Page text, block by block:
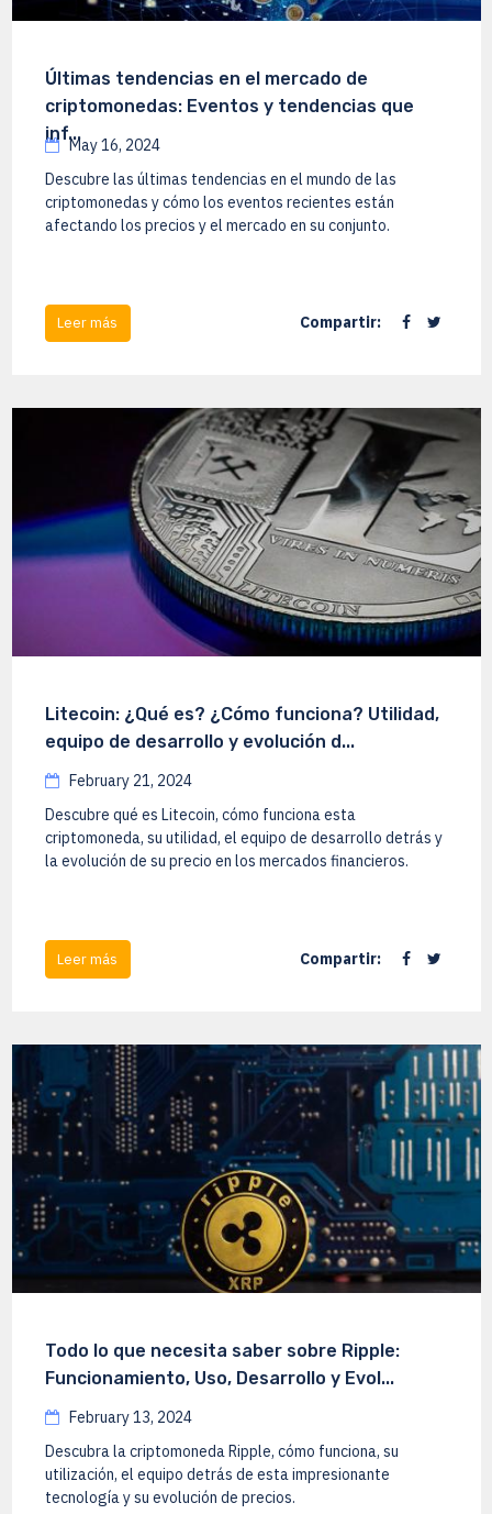
Últimas tendencias en el mercado de
criptomonedas: Eventos y tendencias que
inf...
May 16, 2024
Descubre las últimas tendencias en el mundo de las
criptomonedas y cómo los eventos recientes están
afectando los precios y el mercado en su conjunto.
Leer más Compartir:
Litecoin: ¿Qué es? ¿Cómo funciona? Utilidad,
equipo de desarrollo y evolución d...
February 21, 2024
Descubre qué es Litecoin, cómo funciona esta
criptomoneda, su utilidad, el equipo de desarrollo detrás y
la evolución de su precio en los mercados financieros.
Leer más Compartir:
Todo lo que necesita saber sobre Ripple:
Funcionamiento, Uso, Desarrollo y Evol...
February 13, 2024
Descubra la criptomoneda Ripple, cómo funciona, su
utilización, el equipo detrás de esta impresionante
tecnología y su evolución de precios.